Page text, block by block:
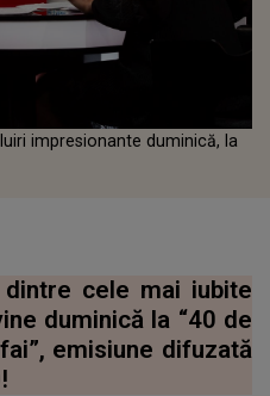
impresionante duminică, la
dintre cele mai iubite
duminică la “40 de
emisiune difuzată